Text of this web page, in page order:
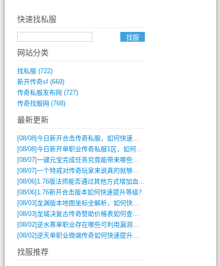
快速找私服
网站分类
找私服 (722)
新开传奇sf(669)
传奇私服发布网 (727)
传奇找服网 (768)
最新更新
[08/08]今日新开合击传奇私服，如何快速提升角色战力？
[08/08]今日新开单职业传奇私服1区，如何快速升级与获取顶级装备？
[08/07]一键元宝完成任务究竟能带来哪些超值优势？
[08/07]一个特戒对传奇玩家来说真的就够用了吗？
[08/06] 1.76版法师能否通过其他方式增加血量？
[08/06] 1.76新开合击版本如何快速提升等级？
[08/03]龙渊版本地图坐标全解析，如何快速定位BOSS位置？
[08/03]龙城决复古传奇赞助价格表如何查询？
[08/02]逆水寒单职业存在哪些可利用漏洞？如何快速提升战力？
[08/02]逆天单职业微端传奇如何快速提升战力？新手必看攻略
找服推荐